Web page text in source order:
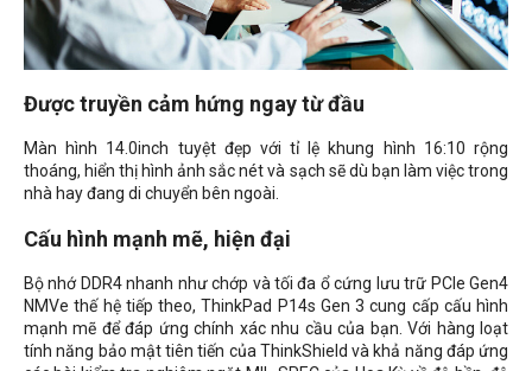
Được truyền cảm hứng ngay từ đầu
Màn hình 14.0inch tuyệt đẹp với tỉ lệ khung hình 16:10 rộng
thoáng, hiển thị hình ảnh sắc nét và sạch sẽ dù bạn làm việc trong
nhà hay đang di chuyển bên ngoài.
Cấu hình mạnh mẽ, hiện đại
Bộ nhớ DDR4 nhanh như chớp và tối đa ổ cứng lưu trữ PCIe Gen4
NMVe thế hệ tiếp theo, ThinkPad P14s Gen 3 cung cấp cấu hình
mạnh mẽ để đáp ứng chính xác nhu cầu của bạn. Với hàng loạt
tính năng bảo mật tiên tiến của ThinkShield và khả năng đáp ứng